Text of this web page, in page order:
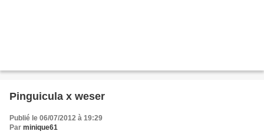
Pinguicula x weser
Publié le 06/07/2012 à 19:29
Par minique61